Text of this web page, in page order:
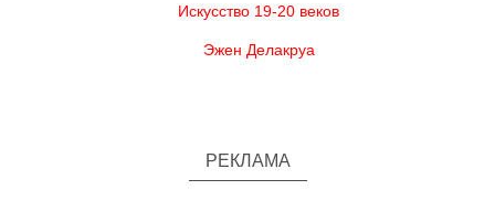
Искусство 19-20 веков
Эжен Делакруа
РЕКЛАМА